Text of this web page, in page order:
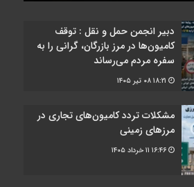
دبیر انجمن حمل‌ و نقل : توقف
کامیون‌ها در مرز بازرگان، گرانی را به
سفره مردم می‌رساند
۰۸ تیر ۱۴۰۵
مشکلات تردد کامیون‌های تجاری در
مرز‌های زمینی
۱۱ خرداد ۱۴۰۵